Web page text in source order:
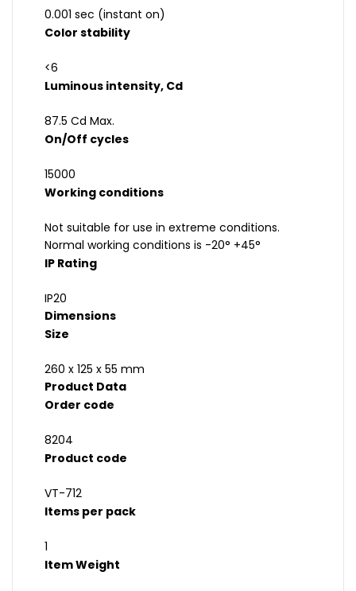
0.001 sec (instant on)
Color stability
<6
Luminous intensity, Cd
87.5 Cd Max.
On/Off cycles
15000
Working conditions
Not suitable for use in extreme conditions.
Normal working conditions is -20° +45°
IP Rating
IP20
Dimensions
Size
260 x 125 x 55 mm
Product Data
Order code
8204
Product code
VT-712
Items per pack
1
Item Weight